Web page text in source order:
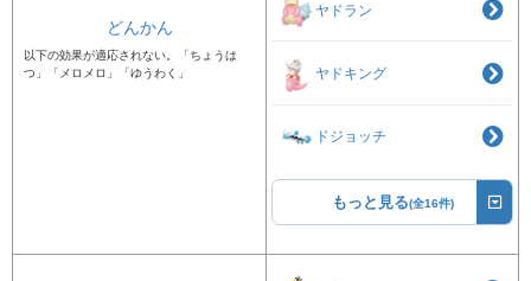
どんかん
以下の効果が適応されない。「ちょうは
つ」「メロメロ」「ゆうわく」
ヤドラン
ヤドキング
ドジョッチ
もっと見る(全16件)